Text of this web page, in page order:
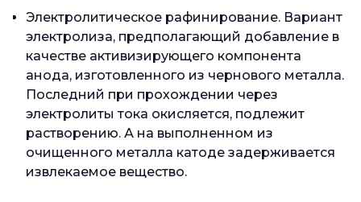
Электролитическое рафинирование. Вариант
электролиза, предполагающий добавление в
качестве активизирующего компонента
анода, изготовленного из чернового металла.
Последний при прохождении через
электролиты тока окисляется, подлежит
растворению. А на выполненном из
очищенного металла катоде задерживается
извлекаемое вещество.